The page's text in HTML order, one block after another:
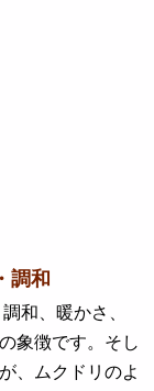
調和
和、暖かさ、
象徴です。そし
、ムクドリのよ